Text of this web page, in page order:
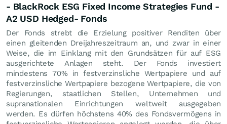
- BlackRock ESG Fixed Income Strategies Fund -
A2 USD Hedged- Fonds
Der Fonds strebt die Erzielung positiver Renditen über
einen gleitenden Dreijahreszeitraum an, und zwar in einer
Weise, die im Einklang mit den Grundsätzen für auf ESG
ausgerichtete Anlagen steht. Der Fonds investiert
mindestens 70% in festverzinsliche Wertpapiere und auf
festverzinsliche Wertpapiere bezogene Wertpapiere, die von
Regierungen, staatlichen Stellen, Unternehmen und
supranationalen Einrichtungen weltweit ausgegeben
werden. Es dürfen höchstens 40% des Fondsvermögens in